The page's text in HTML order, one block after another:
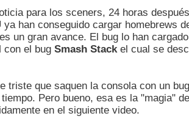
para los sceners, 24 horas
ya han conseguido cargar homebrews
un gran avance. El bug lo han
con el bug Smash Stack el cual se
triste que saquen la consola con un
Pero bueno, esa es la "magia"
en el siguiente video.